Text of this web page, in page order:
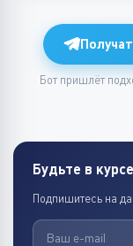
Бот пришлёт
Будьте в
Подпишитесь на